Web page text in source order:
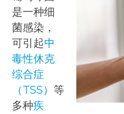
是一种细
菌感染，
可引起中
毒性休克
综合症
（TSS） 等
多种疾